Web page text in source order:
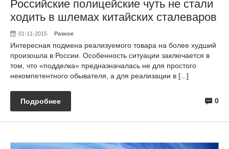
Российские полицейские чуть не стали
ходить в шлемах китайских сталеваров
01-11-2015 Разное
Интересная подмена реализуемого товара на более худший
произошла в России. Особенность ситуации заключается в
том, что «подделка» предназначалась не для простого
некомпетентного обывателя, а для реализации в [...]
0
Подробнее